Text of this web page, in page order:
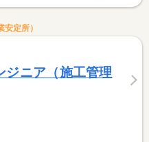
定所）
ジニア（施工管理